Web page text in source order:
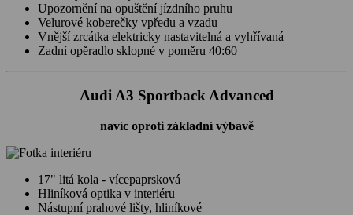
Upozornění na opuštění jízdního pruhu
Velurové koberečky vpředu a vzadu
Vnější zrcátka elektricky nastavitelná a vyhřívaná
Zadní opěradlo sklopné v poměru 40:60
Audi A3 Sportback Advanced
navíc oproti základní výbavě
17" litá kola - vícepaprsková
Hliníková optika v interiéru
Nástupní prahové lišty, hliníkové